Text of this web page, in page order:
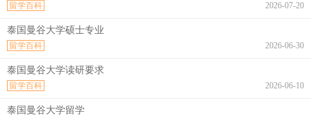
2026-07-20
留学百科
泰国曼谷大学硕士专业
2026-06-30
留学百科
泰国曼谷大学读研要求
2026-06-10
留学百科
泰国曼谷大学留学